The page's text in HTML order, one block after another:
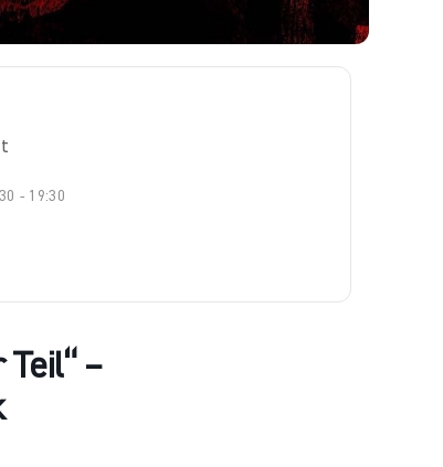
- 19:30
Teil“ –